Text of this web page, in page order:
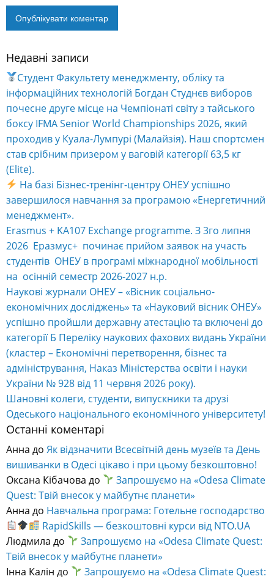
Alternative:
Недавні записи
Студент Факультету менеджменту, обліку та
інформаційних технологій Богдан Студнєв виборов
почесне друге місце на Чемпіонаті світу з тайського
боксу IFMA Senior World Championships 2026, який
проходив у Куала-Лумпурі (Малайзія). Наш спортсмен
став срібним призером у ваговій категорії 63,5 кг
(Elite).
На базі Бізнес-тренінг-центру ОНЕУ успішно
завершилося навчання за програмою «Енергетичний
менеджмент».
Erasmus + KA107 Exchange programme. З 3го липня
2026 Еразмус+ починає прийом заявок на участь
студентів ОНЕУ в програмі міжнародної мобільності
на осінній семестр 2026-2027 н.р.
Наукові журнали ОНЕУ – «Вісник соціально-
економічних досліджень» та «Науковий вісник ОНЕУ»
успішно пройшли державну атестацію та включені до
категорії Б Переліку наукових фахових видань України
(кластер – Економічні перетворення, бізнес та
адміністрування, Наказ Міністерства освіти і науки
України № 928 від 11 червня 2026 року).
Шановні колеги, студенти, випускники та друзі
Одеського національного економічного університету!
Останні коментарі
Анна до Як відзначити Всесвітній день музеїв та День
вишиванки в Одесі цікаво і при цьому безкоштовно!
Оксана Кібачова до
Запрошуємо на «Odesa Climate
Quest: Твій внесок у майбутнє планети»
Анна до Навчальна програма: Готельне господарство
RapidSkills — безкоштовні курси від NTO.UA
Людмила до
Запрошуємо на «Odesa Climate Quest:
Твій внесок у майбутнє планети»
Інна Калін до
Запрошуємо на «Odesa Climate Quest: